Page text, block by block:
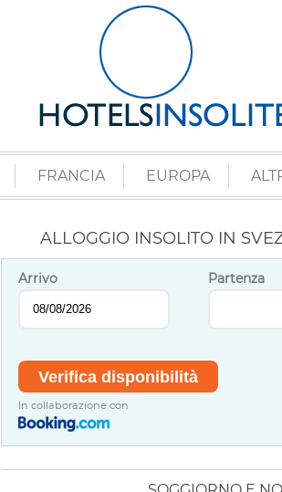
FRANCIA EUROPA
ALLOGGIO INSOLITO IN
Arrivo Partenza
In collaborazione con